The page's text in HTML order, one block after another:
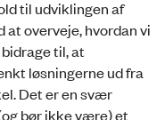
til udviklingen af
overveje, hvordan vi
til, at
løsningerne ud fra
Det er en svær
bør ikke være) et